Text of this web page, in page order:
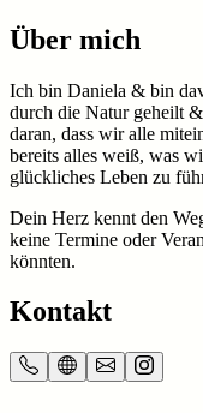
Über mich
Ich bin Daniela & bin
durch die Natur geheilt
daran, dass wir alle
bereits alles weiß, was
glückliches Leben zu
Dein Herz kennt den
keine Termine oder
könnten.
Kontakt